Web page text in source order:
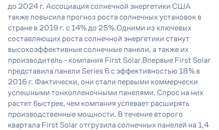
до 2024 г. Ассоциация солнечной энергетики США
также повысила прогноз роста солнечных установок в
стране в 2019 г. с 14% до 25%.Одними из ключевых
составляющих роста солнечной энергетики станут
высокоэффективные солнечные панели, а также их
производитель - компания First Solar.Впервые First Solar
представила панели Series 6 с эффективностью 18% в
2016 г. Фактически, они стали первыми коммерчески
успешными тонкопленочными панелями. Спрос на них
растет быстрее, чем компания успевает расширять
производственные мощности. В течение второго
квартала First Solar отгрузила солнечных панелей на 1,4